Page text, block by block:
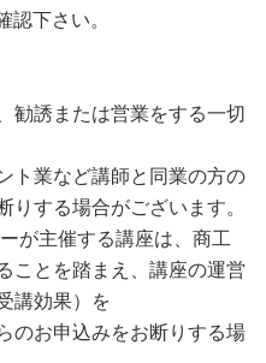
認下さい。
勧誘または営業をする一切
ト業など講師と同業の方の
りする場合がございます。
が主催する講座は、商工
ことを踏まえ、講座の運営
講効果）を
のお申込みをお断りする場